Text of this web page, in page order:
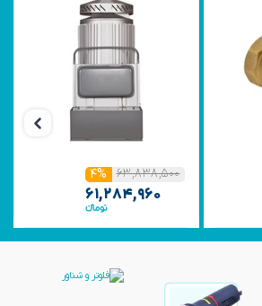
۶۳,۸۳۸,۵۰۰ ۴%
۶۱,۲۸۴,۹۶۰